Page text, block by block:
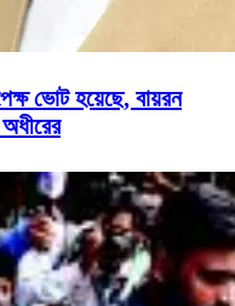
ভোট হয়েছে, বায়রন